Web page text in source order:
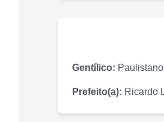
Gentílico: Paulistano
Prefeito(a): Ricardo